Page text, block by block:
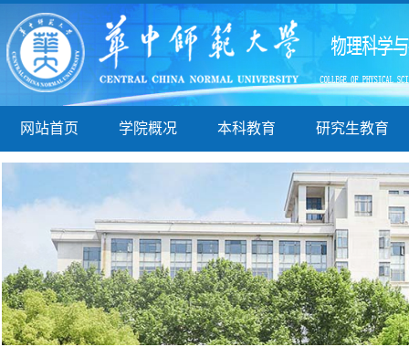
网站首页 学院概况 本科教育 研究生教育